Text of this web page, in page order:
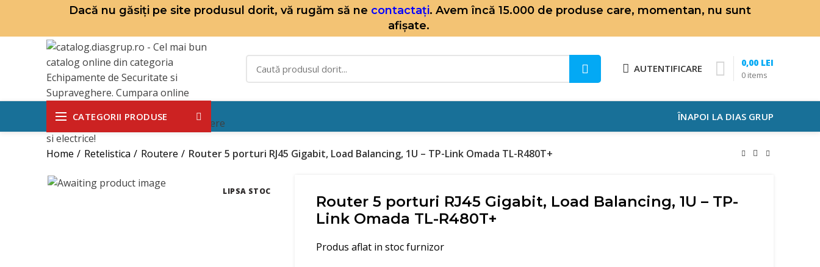
Dacă nu găsiți pe site produsul dorit, vă rugăm să ne contactați. Avem încă 15.000 de produse care, momentan, nu sunt
afișate.
AUTENTIFICARE
0 items
0,00 LEI
CATEGORII PRODUSE ÎNAPOI LA DIAS GRUP
Home Retelistica Routere Router 5 porturi RJ45 Gigabit, Load Balancing, 1U – TP-Link Omada TL-R480T+
LIPSA STOC
Router 5 porturi RJ45 Gigabit, Load Balancing, 1U – TP-
Link Omada TL-R480T+
Produs aflat in stoc furnizor